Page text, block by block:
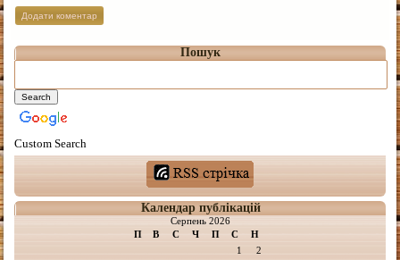
Пошук
Custom Search
Календар публікацій
Серпень 2026
П
В С Ч П С Н
1
2